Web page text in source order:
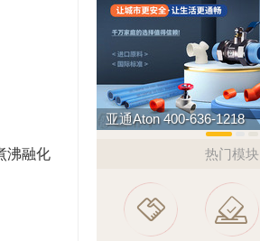
沸融化
亚通Aton 400-636-1218
热门模块